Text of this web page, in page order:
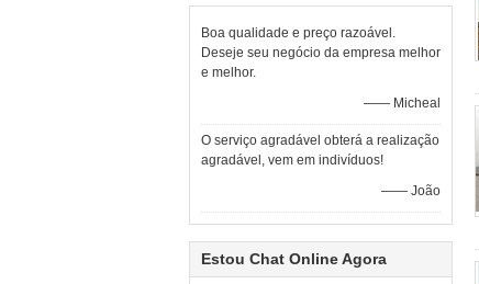
Boa qualidade e preço razoável.
Deseje seu negócio da empresa melhor
e melhor.
—— Micheal
O serviço agradável obterá a realização
agradável, vem em indivíduos!
—— João
Estou Chat Online Agora